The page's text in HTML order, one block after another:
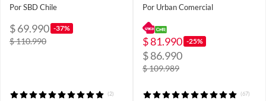
Por SBD Chile
$ 69.990 -37%
$ 110.990
(2)
Por Urban Comercial
$ 81.990 -25%
$ 86.990
$ 109.989
(67)